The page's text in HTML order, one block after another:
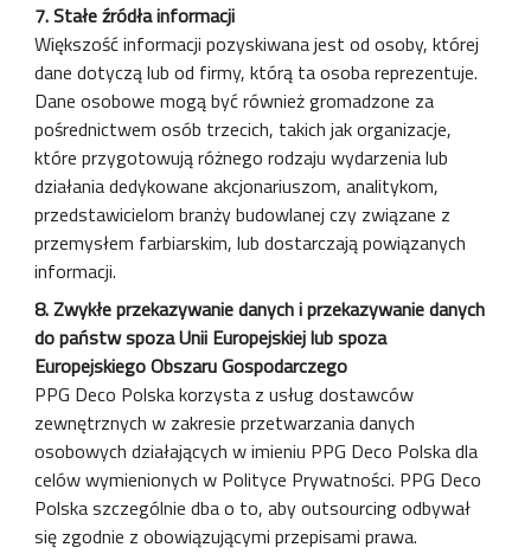
7. Stałe źródła informacji
Większość informacji pozyskiwana jest od osoby, której
dane dotyczą lub od firmy, którą ta osoba reprezentuje.
Dane osobowe mogą być również gromadzone za
pośrednictwem osób trzecich, takich jak organizacje,
które przygotowują różnego rodzaju wydarzenia lub
działania dedykowane akcjonariuszom, analitykom,
przedstawicielom branży budowlanej czy związane z
przemysłem farbiarskim, lub dostarczają powiązanych
informacji.
8. Zwykłe przekazywanie danych i przekazywanie danych
do państw spoza Unii Europejskiej lub spoza
Europejskiego Obszaru Gospodarczego
PPG Deco Polska korzysta z usług dostawców
zewnętrznych w zakresie przetwarzania danych
osobowych działających w imieniu PPG Deco Polska dla
celów wymienionych w Polityce Prywatności. PPG Deco
Polska szczególnie dba o to, aby outsourcing odbywał
się zgodnie z obowiązującymi przepisami prawa.